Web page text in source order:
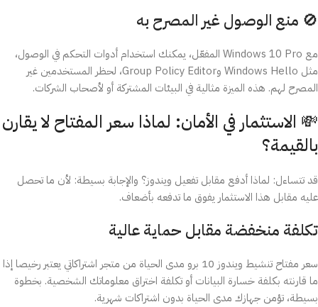
🚫 منع الوصول غير المصرح به
مع Windows 10 Pro المفعّل، يمكنك استخدام أدوات التحكم في الوصول،
مثل Windows Hello وGroup Policy Editor، لحظر المستخدمين غير
المصرح لهم. هذه الميزة مثالية في البيئات المشتركة أو لأصحاب الشركات.
💸 الاستثمار في الأمان: لماذا سعر المفتاح لا يقارن
بالقيمة؟
قد تتساءل: لماذا أدفع مقابل تفعيل ويندوز؟ والإجابة بسيطة: لأن ما تحصل
عليه مقابل هذا الاستثمار يفوق ما تدفعه بأضعاف.
تكلفة منخفضة مقابل حماية عالية
سعر مفتاح تنشيط ويندوز 10 برو مدى الحياة من متجر اشتراكاتي يعتبر رخيصا إذا
ما قارنته بكلفة خسارة البيانات أو تكلفة اختراق معلوماتك الشخصية. بخطوة
بسيطة، تؤمن جهازك مدى الحياة بدون اشتراكات شهرية.